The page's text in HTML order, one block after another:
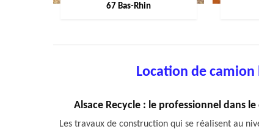
67 Bas-Rhin
Location de camion
Alsace Recycle : le professionnel dans
Les travaux de construction qui se réalisent au